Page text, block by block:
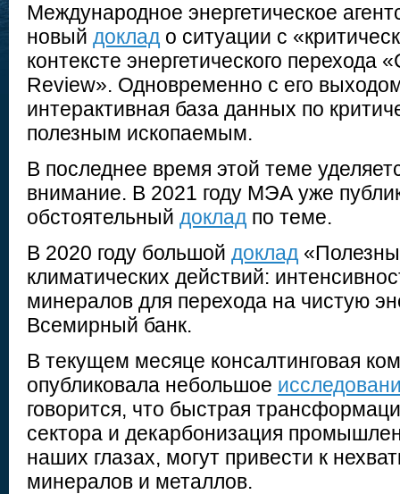
Международное энергетическое
новый доклад о ситуации с
контексте энергетического перехода
Review». Одновременно с его
интерактивная база данных по
полезным ископаемым.
В последнее время этой теме
внимание. В 2021 году МЭА уже
обстоятельный доклад по теме.
В 2020 году большой доклад
климатических действий:
минералов для перехода на чистую
Всемирный банк.
В текущем месяце консалтинговая
опубликовала небольшое
говорится, что быстрая
сектора и декарбонизация
наших глазах, могут привести к
минералов и металлов.